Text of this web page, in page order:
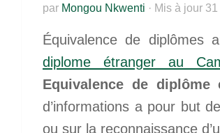
par Mongou Nkwenti · Mis à jour
Équivalence de diplômes
diplome étranger au
Equivalence de diplôme
d’informations a pour but
ou sur la reconnaissance